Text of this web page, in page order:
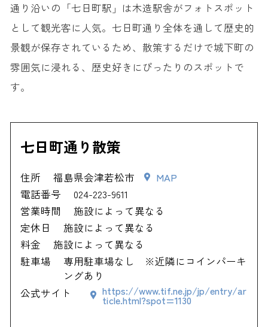
通り沿いの「七日町駅」は木造駅舎がフォトスポット
として観光客に人気。七日町通り全体を通して歴史的
景観が保存されているため、散策するだけで城下町の
雰囲気に浸れる、歴史好きにぴったりのスポットで
す。
七日町通り散策
住所 福島県会津若松市
MAP
電話番号
024-223-9611
営業時間
施設によって異なる
定休日
施設によって異なる
料金
施設によって異なる
駐車場
専用駐車場なし ※近隣にコインパーキ
ングあり
公式サイト
https://www.tif.ne.jp/jp/entry/ar
ticle.html?spot=1130